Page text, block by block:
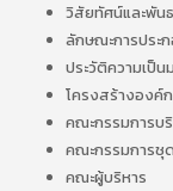
วิสัยทัศน์และพัน
ลักษณะการประ
ประวัติความเป็น
โครงสร้างองค์
คณะกรรมการบ
คณะกรรมการชุ
คณะผู้บริหาร